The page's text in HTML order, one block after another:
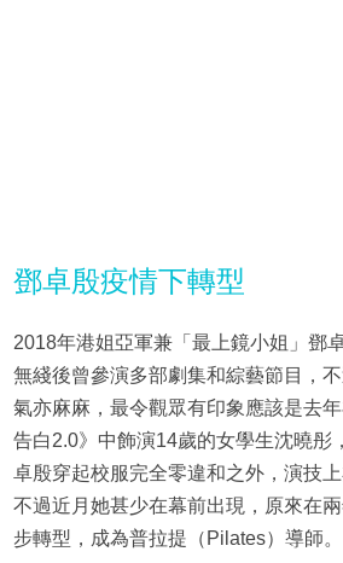
鄧卓殷疫情下轉型
2018年港姐亞軍兼「最上鏡小姐」鄧
無綫後曾參演多部劇集和綜藝節目，
氣亦麻麻，最令觀眾有印象應該是去
告白2.0》中飾演14歲的女學生沈曉彤
卓殷穿起校服完全零違和之外，演技
不過近月她甚少在幕前出現，原來在
步轉型，成為普拉提（Pilates）導師。